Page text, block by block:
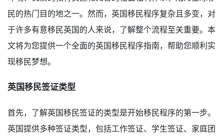
民的热门目的地之一。然而，英国移民程序复杂且多变，对
于许多有意移民英国的人来说，了解整个流程至关重要。本
文将为您提供一个全面的英国移民程序指南，帮助您顺利实
现移民梦想。
英国移民签证类型
首先，了解英国移民签证的类型是开始移民程序的第一步。
英国提供多种签证类型，包括工作签证、学生签证、家庭团